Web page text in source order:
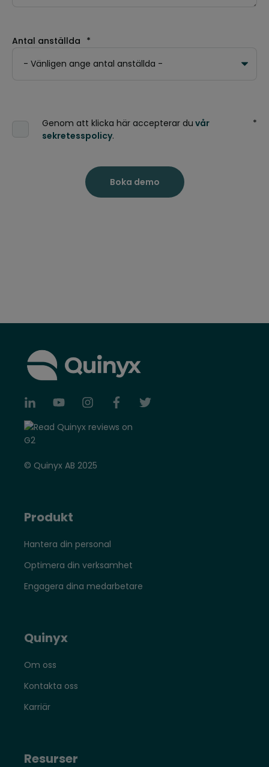
Antal anställda *
Genom att klicka här accepterar du vår
sekretesspolicy.
*
© Quinyx AB 2025
Produkt
Hantera din personal
Optimera din verksamhet
Engagera dina medarbetare
Quinyx
Om oss
Kontakta oss
Karriär
Resurser